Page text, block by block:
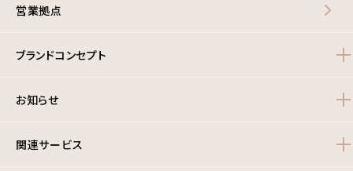
営業拠点
ブランドコンセプト
お知らせ
関連サービス